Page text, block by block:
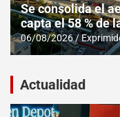
Se consolida el
capta el 58 % de
06/08/2026
Actualidad